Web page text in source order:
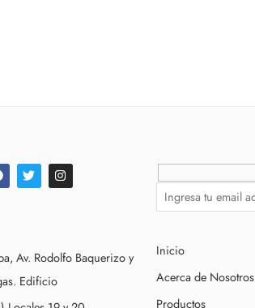
Av. Rodolfo Baquerizo y
Edificio
Inicio
Acerca de Nosotros
Productos